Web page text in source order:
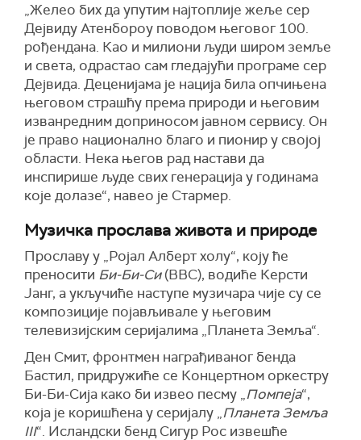
„Желео бих да упутим најтоплије жеље сер
Дејвиду Атенбороу поводом његовог 100.
рођендана. Као и милиони људи широм земље
и света, одрастао сам гледајући програме сер
Дејвида. Деценијама је нација била опчињена
његовом страшћу према природи и његовим
изванредним доприносом јавном сервису. Он
је право национално благо и пионир у својој
области. Нека његов рад настави да
инспирише људе свих генерација у годинама
које долазе“, навео је Стармер.
Музичка прослава живота и природе
Прославу у „Ројал Алберт холу“, коју ће
преносити Би-Би-Си(BBC), водиће Керсти
Јанг, а укључиће наступе музичара чије су се
композиције појављивале у његовим
телевизијским серијалима „Планета Земља“.
Ден Смит, фронтмен награђиваног бенда
Бастил, придружиће се Концертном оркестру
Би-Би-Сија како би извео песму „Помпеја“,
која је коришћена у серијалу „Планета Земља
III“. Исландски бенд Сигур Рос извешће